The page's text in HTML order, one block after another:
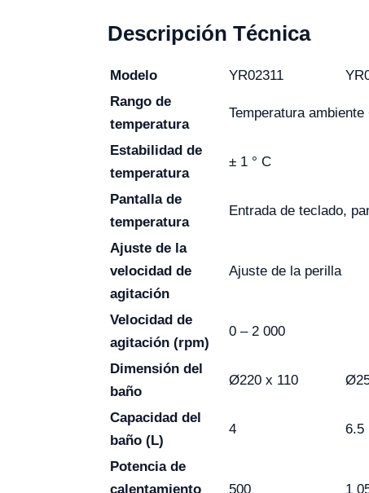
Descripción Técnica
Modelo YR02311
Rango de
temperatura
Temperatura ambiente
Estabilidad de
temperatura
± 1 ° C
Pantalla de
temperatura
Entrada de teclado,
Ajuste de la
velocidad de
agitación
Ajuste de la perilla
Velocidad de
agitación (rpm)
0 – 2 000
Dimensión del
baño
Ø220 x 110
Capacidad del
baño (L)
4 6.5
Potencia de
calentamiento
500 1